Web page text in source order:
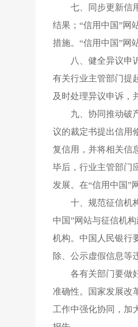
七、同步更新信
结果；“信用中国”网
措施。“信用中国”网
八、健全异议申
有关行业主管部门提
及时处理异议申诉，
九、协同推动破
议的裁定书提出信用
复信用，并将相关信
毕后，行业主管部门
发展。在“信用中国”
十、规范征信机
中国”网站与征信机
机构。中国人民银行
除、公示虚假信息等
各有关部门要做
准确性。国家发展改
工作中强化协同，加